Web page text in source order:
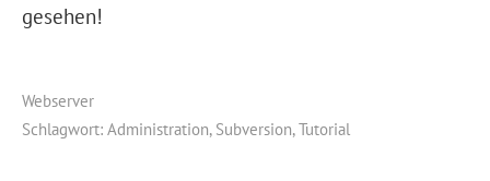
gesehen!
Webserver
Schlagwort: Administration, Subversion,Tutorial